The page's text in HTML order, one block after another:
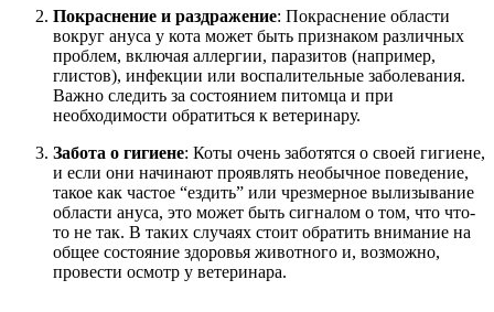
Покраснение и раздражение: Покраснение области
вокруг ануса у кота может быть признаком различных
проблем, включая аллергии, паразитов (например,
глистов), инфекции или воспалительные заболевания.
Важно следить за состоянием питомца и при
необходимости обратиться к ветеринару.
Забота о гигиене: Коты очень заботятся о своей гигиене,
и если они начинают проявлять необычное поведение,
такое как частое “ездить” или чрезмерное вылизывание
области ануса, это может быть сигналом о том, что что-
то не так. В таких случаях стоит обратить внимание на
общее состояние здоровья животного и, возможно,
провести осмотр у ветеринара.